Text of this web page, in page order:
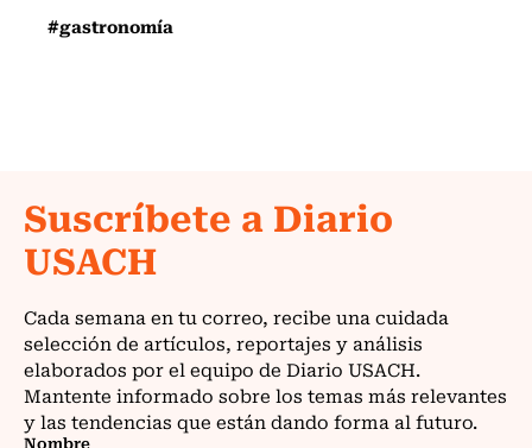
#gastronomía